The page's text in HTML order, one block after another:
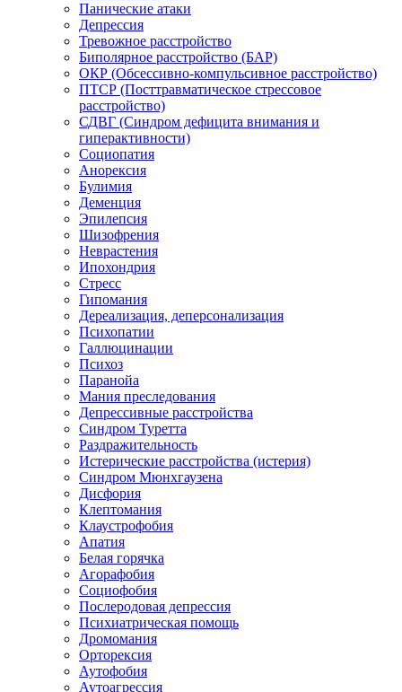
Панические атаки
Депрессия
Тревожное расстройство
Биполярное расстройство (БАР)
ОКР (Обсессивно-компульсивное расстройство)
ПТСР (Посттравматическое стрессовое
расстройство)
СДВГ (Синдром дефицита внимания и
гиперактивности)
Социопатия
Анорексия
Булимия
Деменция
Эпилепсия
Шизофрения
Неврастения
Ипохондрия
Стресс
Гипомания
Дереализация, деперсонализация
Психопатии
Галлюцинации
Психоз
Паранойа
Мания преследования
Депрессивные расстройства
Синдром Туретта
Раздражительность
Истерические расстройства (истерия)
Синдром Мюнхгаузена
Дисфория
Клептомания
Клаустрофобия
Апатия
Белая горячка
Агорафобия
Социофобия
Послеродовая депрессия
Психиатрическая помощь
Дромомания
Орторексия
Аутофобия
Аутоагрессия